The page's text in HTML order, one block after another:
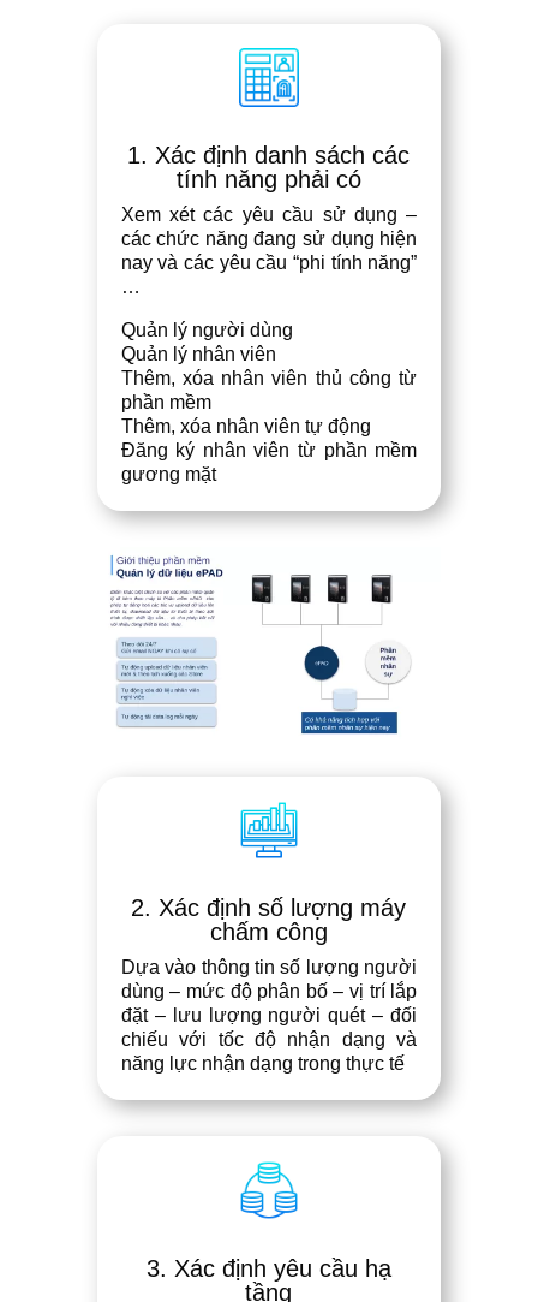
1. Xác định danh sách các
tính năng phải có
Xem xét các yêu cầu sử dụng –
các chức năng đang sử dụng hiện
nay và các yêu cầu “phi tính năng”
…
Quản lý người dùng
Quản lý nhân viên
Thêm, xóa nhân viên thủ công từ
phần mềm
Thêm, xóa nhân viên tự động
Đăng ký nhân viên từ phần mềm
gương mặt
2. Xác định số lượng máy
chấm công
Dựa vào thông tin số lượng người
dùng – mức độ phân bố – vị trí lắp
đặt – lưu lượng người quét – đối
chiếu với tốc độ nhận dạng và
năng lực nhận dạng trong thực tế
3. Xác định yêu cầu hạ
tầng